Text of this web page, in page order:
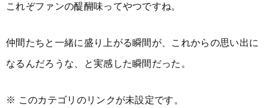
これぞファンの醍醐味ってやつですね。
仲間たちと一緒に盛り上がる瞬間が、これからの思い出に
なるんだろうな、と実感した瞬間だった。
※ このカテゴリのリンクが未設定です。